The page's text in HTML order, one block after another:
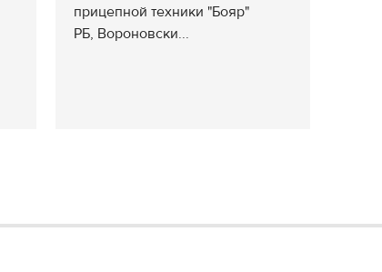
прицепной техники "Бояр"
РБ, Вороновски...